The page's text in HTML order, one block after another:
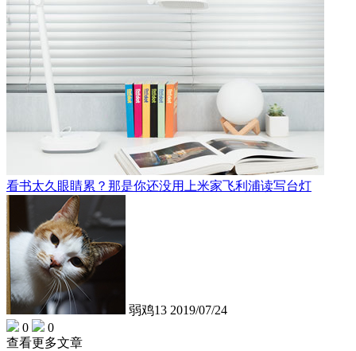
看书太久眼睛累？那是你还没用上米家飞利浦读写台灯
弱鸡13 2019/07/24
0
0
查看更多文章